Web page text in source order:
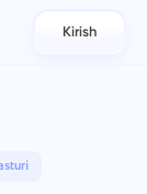
Kirish